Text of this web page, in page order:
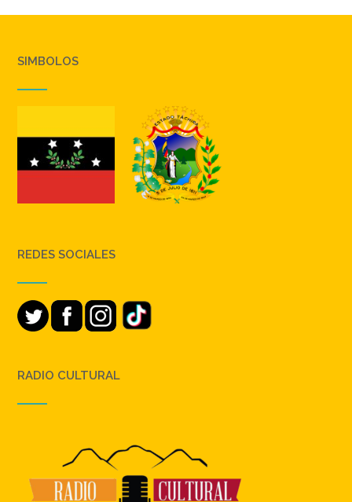
SIMBOLOS
REDES SOCIALES
RADIO CULTURAL